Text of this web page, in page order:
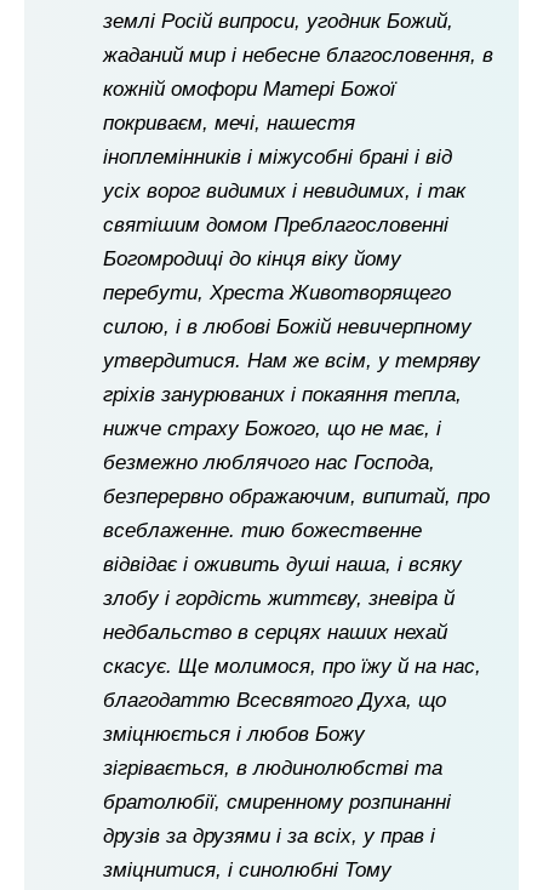
землі Росій випроси, угодник Божий,
жаданий мир і небесне благословення, в
кожній омофори Матері Божої
покриваєм, мечі, нашестя
іноплемінників і міжусобні брані і від
усіх ворог видимих і невидимих, і так
святішим домом Преблагословенні
Богомродиці до кінця віку йому
перебути, Хреста Животворящего
силою, і в любові Божій невичерпному
утвердитися. Нам же всім, у темряву
гріхів занурюваних і покаяння тепла,
нижче страху Божого, що не має, і
безмежно люблячого нас Господа,
безперервно ображаючим, випитай, про
всеблаженне. тию божественне
відвідає і оживить душі наша, і всяку
злобу і гордість життєву, зневіра й
недбальство в серцях наших нехай
скасує. Ще молимося, про їжу й на нас,
благодаттю Всесвятого Духа, що
зміцнюється і любов Божу
зігрівається, в людинолюбстві та
братолюбії, смиренному розпинанні
друзів за друзями і за всіх, у прав і
зміцнитися, і синолюбні Тому